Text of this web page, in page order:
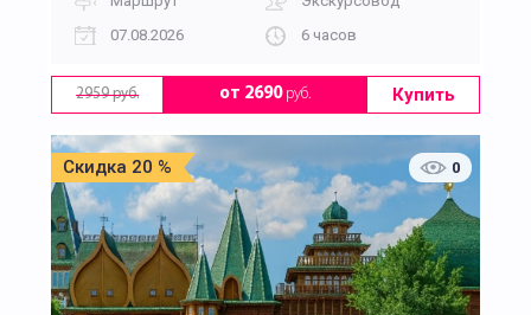
07.08.2026
6 часов
2959 руб. от 2690руб. Купить
Скидка 20 % 0